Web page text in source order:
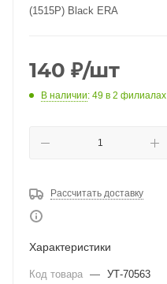
(1515P) Black ERA
140 ₽/шт
В наличии: 49 в 2 филиалах
Рассчитать доставку
Характеристики
Код товара — УТ-70563